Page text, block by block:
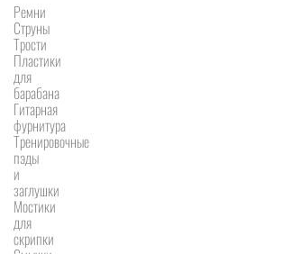
Ремни
Струны
Трости
Пластики
для
барабана
Гитарная
фурнитура
Тренировочные
пэды
и
заглушки
Мостики
для
скрипки